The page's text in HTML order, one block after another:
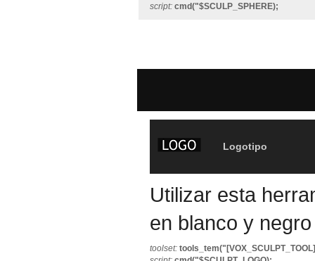
script: cmd("$SCULP_SPHERE);
Logotipo
Utilizar esta
en blanco y
toolset: